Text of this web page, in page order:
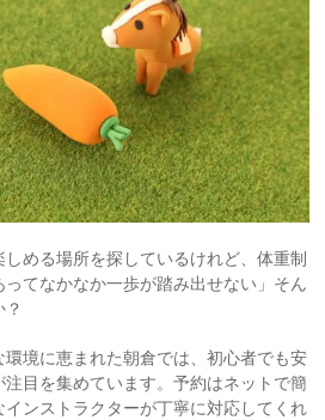
しめる場所を探しているけれど、体重制
てなかなか一歩が踏み出せない」そん
境に恵まれた朝倉では、初心者でも安
目を集めています。予約はネットで簡
ンストラクターが丁寧に対応してくれ